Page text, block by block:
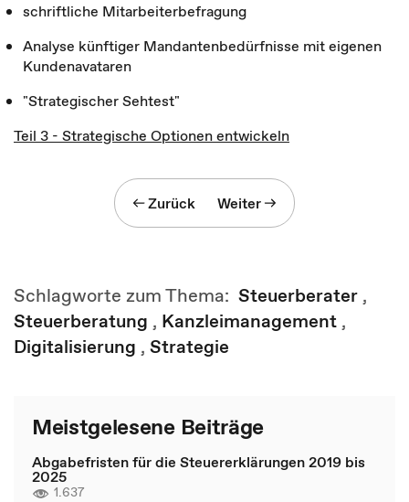
schriftliche Mitarbeiterbefragung
Analyse künftiger Mandantenbedürfnisse mit eigenen
Kundenavataren
"Strategischer Sehtest"
Teil 3 - Strategische Optionen entwickeln
Zurück Weiter
Schlagworte zum Thema: Steuerberater ,
Steuerberatung , Kanzleimanagement ,
Digitalisierung , Strategie
Meistgelesene Beiträge
Abgabefristen für die Steuererklärungen 2019 bis
2025
1.637